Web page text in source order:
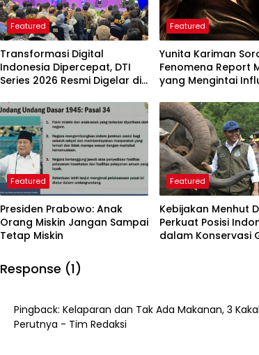
Featured
Transformasi Digital
Indonesia Dipercepat, DTI
Series 2026 Resmi Digelar di
Featured
Yunita Kariman
Fenomena Report
yang Mengintai
Perlu Diketahui
Featured
Presiden Prabowo: Anak
Orang Miskin Jangan Sampai
Tetap Miskin
Featured
Kebijakan Menhut
Perkuat Posisi
dalam Konservasi
Response (1)
Pingback: Kelaparan dan Tak Ada Makanan, 3
Perutnya - Tim Redaksi